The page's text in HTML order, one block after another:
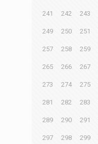
241 242 243
249 250 251
257 258 259
265 266 267
273 274 275
281 282 283
289 290 291
297 298 299